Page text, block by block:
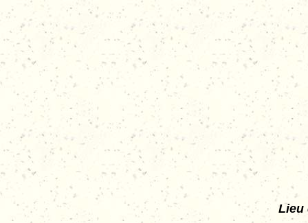
Lieu